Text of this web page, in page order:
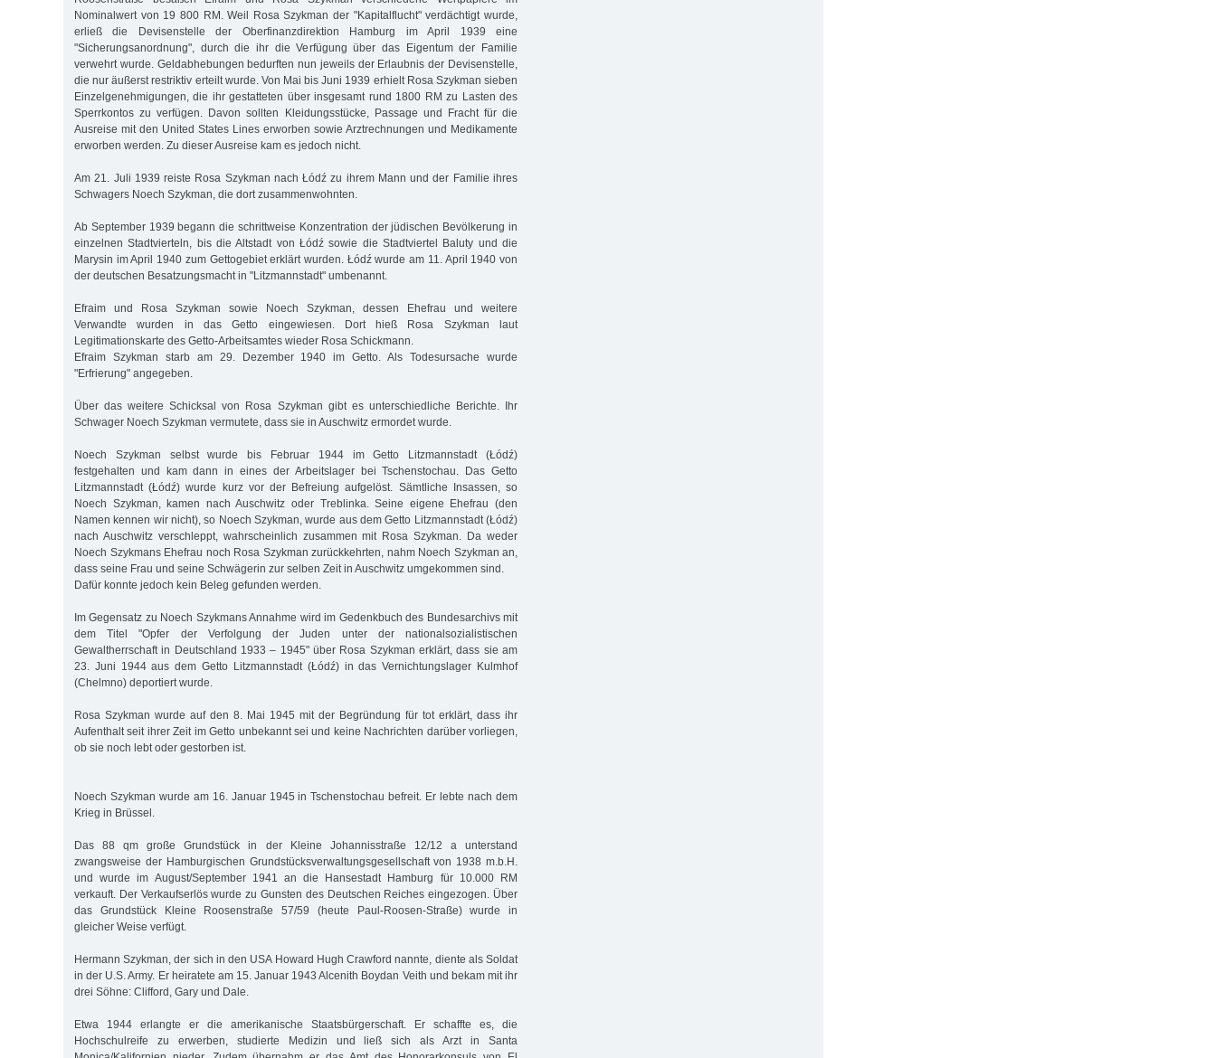
Nominalwert von 19 800 RM. Weil Rosa Szykman der "Kapitalflucht" verdächtigt wurde,
erließ die Devisenstelle der Oberfinanzdirektion Hamburg im April 1939 eine
"Sicherungsanordnung", durch die ihr die Verfügung über das Eigentum der Familie
verwehrt wurde. Geldabhebungen bedurften nun jeweils der Erlaubnis der Devisenstelle,
die nur äußerst restriktiv erteilt wurde. Von Mai bis Juni 1939 erhielt Rosa Szykman sieben
Einzelgenehmigungen, die ihr gestatteten über insgesamt rund 1800 RM zu Lasten des
Sperrkontos zu verfügen. Davon sollten Kleidungsstücke, Passage und Fracht für die
Ausreise mit den United States Lines erworben sowie Arztrechnungen und Medikamente
erworben werden. Zu dieser Ausreise kam es jedoch nicht.
Am 21. Juli 1939 reiste Rosa Szykman nach Łódź zu ihrem Mann und der Familie ihres
Schwagers Noech Szykman, die dort zusammenwohnten.
Ab September 1939 begann die schrittweise Konzentration der jüdischen Bevölkerung in
einzelnen Stadtvierteln, bis die Altstadt von Łódź sowie die Stadtviertel Baluty und die
Marysin im April 1940 zum Gettogebiet erklärt wurden. Łódź wurde am 11. April 1940 von
der deutschen Besatzungsmacht in "Litzmannstadt" umbenannt.
Efraim und Rosa Szykman sowie Noech Szykman, dessen Ehefrau und weitere
Verwandte wurden in das Getto eingewiesen. Dort hieß Rosa Szykman laut
Legitimationskarte des Getto-Arbeitsamtes wieder Rosa Schickmann.
Efraim Szykman starb am 29. Dezember 1940 im Getto. Als Todesursache wurde
"Erfrierung" angegeben.
Über das weitere Schicksal von Rosa Szykman gibt es unterschiedliche Berichte. Ihr
Schwager Noech Szykman vermutete, dass sie in Auschwitz ermordet wurde.
Noech Szykman selbst wurde bis Februar 1944 im Getto Litzmannstadt (Łódź)
festgehalten und kam dann in eines der Arbeitslager bei Tschenstochau. Das Getto
Litzmannstadt (Łódź) wurde kurz vor der Befreiung aufgelöst. Sämtliche Insassen, so
Noech Szykman, kamen nach Auschwitz oder Treblinka. Seine eigene Ehefrau (den
Namen kennen wir nicht), so Noech Szykman, wurde aus dem Getto Litzmannstadt (Łódź)
nach Auschwitz verschleppt, wahrscheinlich zusammen mit Rosa Szykman. Da weder
Noech Szykmans Ehefrau noch Rosa Szykman zurückkehrten, nahm Noech Szykman an,
dass seine Frau und seine Schwägerin zur selben Zeit in Auschwitz umgekommen sind.
Dafür konnte jedoch kein Beleg gefunden werden.
Im Gegensatz zu Noech Szykmans Annahme wird im Gedenkbuch des Bundesarchivs mit
dem Titel "Opfer der Verfolgung der Juden unter der nationalsozialistischen
Gewaltherrschaft in Deutschland 1933 – 1945" über Rosa Szykman erklärt, dass sie am
23. Juni 1944 aus dem Getto Litzmannstadt (Łódź) in das Vernichtungslager Kulmhof
(Chelmno) deportiert wurde.
Rosa Szykman wurde auf den 8. Mai 1945 mit der Begründung für tot erklärt, dass ihr
Aufenthalt seit ihrer Zeit im Getto unbekannt sei und keine Nachrichten darüber vorliegen,
ob sie noch lebt oder gestorben ist.
Noech Szykman wurde am 16. Januar 1945 in Tschenstochau befreit. Er lebte nach dem
Krieg in Brüssel.
Das 88 qm große Grundstück in der Kleine Johannisstraße 12/12 a unterstand
zwangsweise der Hamburgischen Grundstücksverwaltungsgesellschaft von 1938 m.b.H.
und wurde im August/September 1941 an die Hansestadt Hamburg für 10.000 RM
verkauft. Der Verkaufserlös wurde zu Gunsten des Deutschen Reiches eingezogen. Über
das Grundstück Kleine Roosenstraße 57/59 (heute Paul-Roosen-Straße) wurde in
gleicher Weise verfügt.
Hermann Szykman, der sich in den USA Howard Hugh Crawford nannte, diente als Soldat
in der U.S. Army. Er heiratete am 15. Januar 1943 Alcenith Boydan Veith und bekam mit ihr
drei Söhne: Clifford, Gary und Dale.
Etwa 1944 erlangte er die amerikanische Staatsbürgerschaft. Er schaffte es, die
Hochschulreife zu erwerben, studierte Medizin und ließ sich als Arzt in Santa